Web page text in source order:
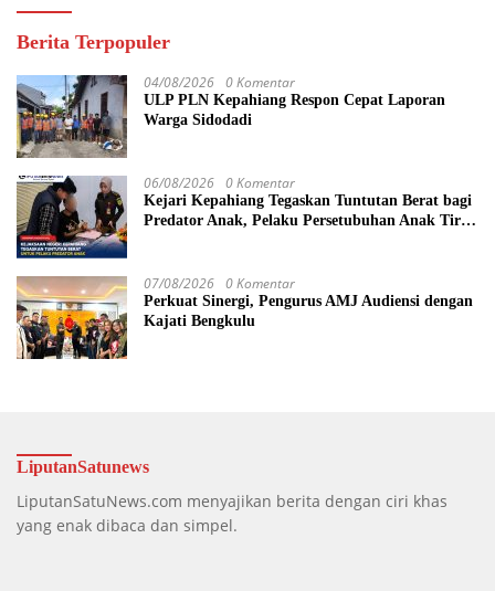
Berita Terpopuler
04/08/2026 0 Komentar
ULP PLN Kepahiang Respon Cepat Laporan
Warga Sidodadi
06/08/2026 0 Komentar
Kejari Kepahiang Tegaskan Tuntutan Berat bagi
Predator Anak, Pelaku Persetubuhan Anak Tiri
07/08/2026 0 Komentar
Perkuat Sinergi, Pengurus AMJ Audiensi dengan
Kajati Bengkulu
LiputanSatunews
LiputanSatuNews.com menyajikan berita dengan ciri khas
yang enak dibaca dan simpel.